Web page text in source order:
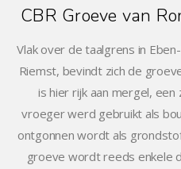
CBR Groeve van
Vlak over de taalgrens in
Riemst, bevindt zich de
is hier rijk aan mergel,
vroeger werd gebruikt als
ontgonnen wordt als
groeve wordt reeds enkele